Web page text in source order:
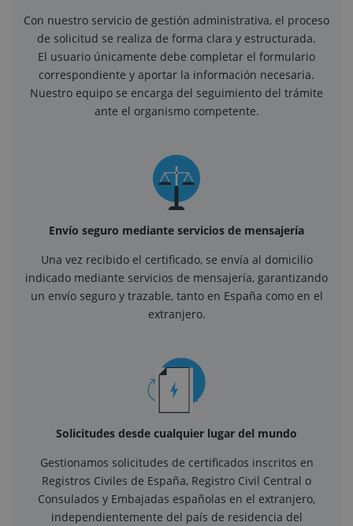
Con nuestro servicio de gestión administrativa, el proceso
de solicitud se realiza de forma clara y estructurada.
El usuario únicamente debe completar el formulario
correspondiente y aportar la información necesaria.
Nuestro equipo se encarga del seguimiento del trámite
ante el organismo competente.
Envío seguro mediante servicios de mensajería
Una vez recibido el certificado, se envía al domicilio
indicado mediante servicios de mensajería, garantizando
un envío seguro y trazable, tanto en España como en el
extranjero.
Solicitudes desde cualquier lugar del mundo
Gestionamos solicitudes de certificados inscritos en
Registros Civiles de España, Registro Civil Central o
Consulados y Embajadas españolas en el extranjero,
independientemente del país de residencia del